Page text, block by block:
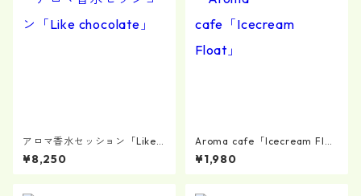
アロマ香水セッション「Like c
hocolate」
¥8,250
Aroma cafe「Icecream Floa
t」
¥1,980